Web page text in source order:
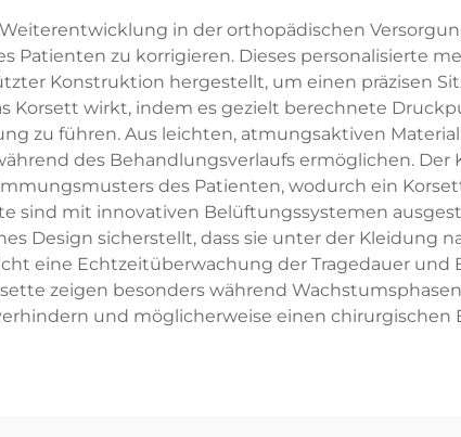
in der orthopädischen
Patienten zu korrigieren. Dieses personalisierte
Konstruktion hergestellt, um einen präzisen
Korsett wirkt, indem es gezielt berechnete
zu führen. Aus leichten, atmungsaktiven
des Behandlungsverlaufs ermöglichen. Der
des Patienten, wodurch ein
sind mit innovativen Belüftungssystemen
Design sicherstellt, dass sie unter der Kleidung
eine Echtzeitüberwachung der Tragedauer
zeigen besonders während
und möglicherweise einen chirurgischen